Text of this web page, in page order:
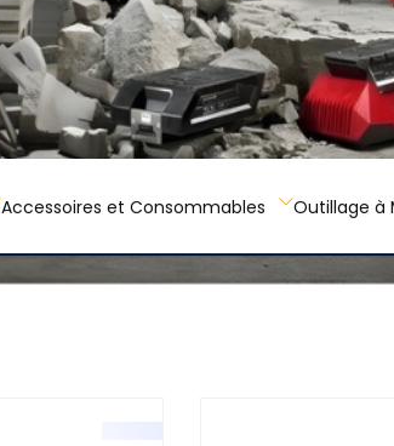
Accessoires et Consommables Outillage à